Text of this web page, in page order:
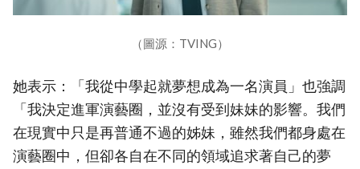
（圖源：TVING）
她表示：「我從中學起就夢想成為一名演員」也強調
「我決定進軍演藝圈，並沒有受到妹妹的影響。我們
在現實中只是再普通不過的姊妹，雖然我們都身處在
演藝圈中，但卻各自在不同的領域追求著自己的夢